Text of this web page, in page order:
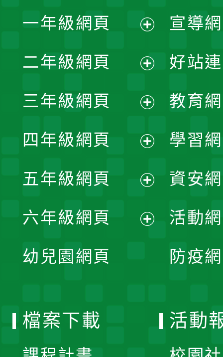
一年級網頁
開
選
單
二年級網頁
開
選
單
三年級網頁
開
選
單
四年級網頁
開
選
五年級網頁
開
六年級網頁
幼兒園網頁
宣導
好站
教育
學習
資安
活動
防疫
檔案下載 活動